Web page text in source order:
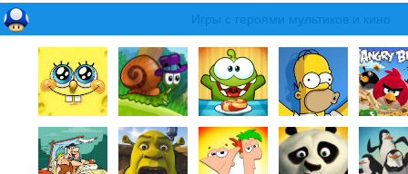
Игры с героями мультиков и кино